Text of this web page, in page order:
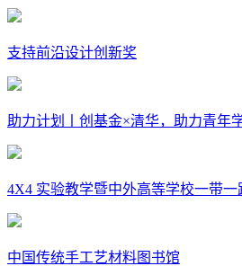
支持前沿设计创新奖
助力计划丨创基金×清华，助力青年
4X4 实验教学暨中外高等学校一带一
中国传统手工艺材料图书馆